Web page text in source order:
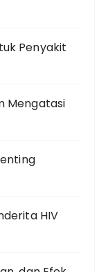
Penyakit
Mengatasi
HIV